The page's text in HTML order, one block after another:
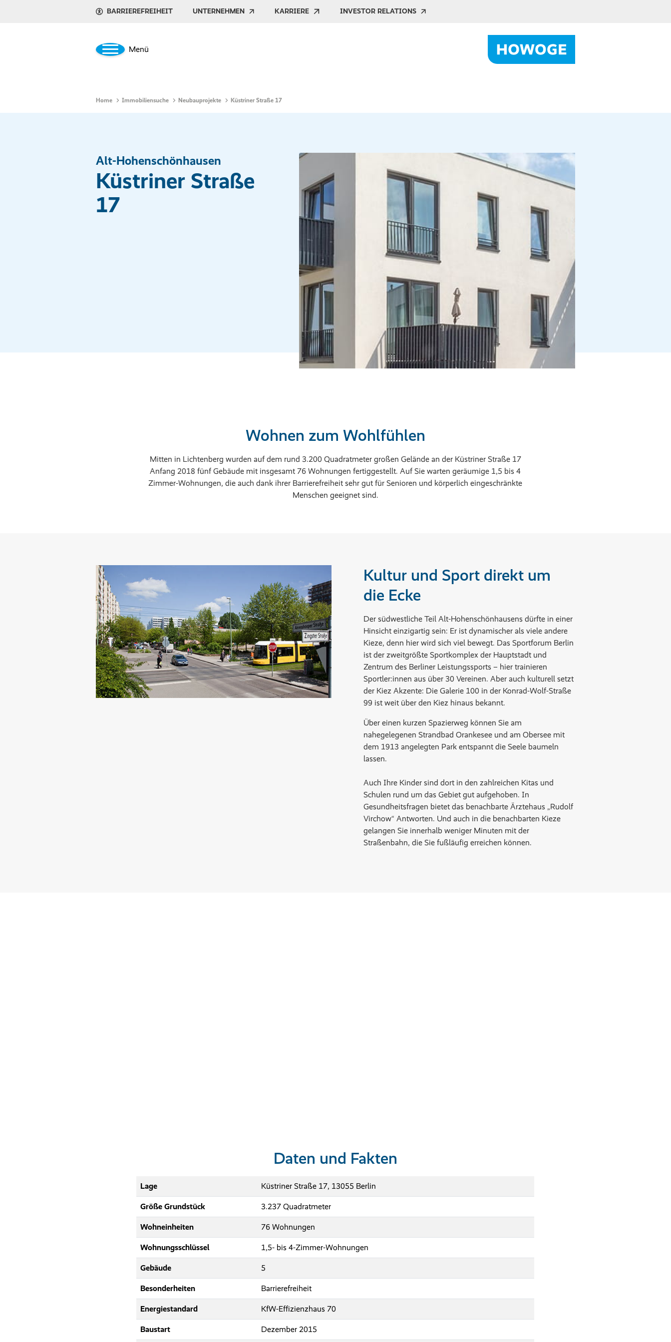
BARRIEREFREIHEIT UNTERNEHMEN KARRIERE INVESTOR RELATIONS
Menü
Home Immobiliensuche Neubauprojekte Küstriner Straße 17
Alt-Hohenschönhausen
Küstriner Straße
17
Wohnen zum Wohlfühlen
Mitten in Lichtenberg wurden auf dem rund 3.200 Quadratmeter großen Gelände an der Küstriner Straße 17
Anfang 2018 fünf Gebäude mit insgesamt 76 Wohnungen fertiggestellt. Auf Sie warten geräumige 1,5 bis 4
Zimmer-Wohnungen, die auch dank ihrer Barrierefreiheit sehr gut für Senioren und körperlich eingeschränkte
Menschen geeignet sind.
Kultur und Sport direkt um
die Ecke
Der südwestliche Teil Alt-Hohenschönhausens dürfte in einer
Hinsicht einzigartig sein: Er ist dynamischer als viele andere
Kieze, denn hier wird sich viel bewegt. Das Sportforum Berlin
ist der zweitgrößte Sportkomplex der Hauptstadt und
Zentrum des Berliner Leistungssports – hier trainieren
Sportler:innen aus über 30 Vereinen. Aber auch kulturell setzt
der Kiez Akzente: Die Galerie 100 in der Konrad-Wolf-Straße
99 ist weit über den Kiez hinaus bekannt.
Über einen kurzen Spazierweg können Sie am
nahegelegenen Strandbad Orankesee und am Obersee mit
dem 1913 angelegten Park entspannt die Seele baumeln
lassen.
Auch Ihre Kinder sind dort in den zahlreichen Kitas und
Schulen rund um das Gebiet gut aufgehoben. In
Gesundheitsfragen bietet das benachbarte Ärztehaus „Rudolf
Virchow“ Antworten. Und auch in die benachbarten Kieze
gelangen Sie innerhalb weniger Minuten mit der
Straßenbahn, die Sie fußläufig erreichen können.
Daten und Fakten
Lage Küstriner Straße 17, 13055 Berlin
Größe Grundstück 3.237 Quadratmeter
Wohneinheiten 76 Wohnungen
Wohnungsschlüssel 1,5- bis 4-Zimmer-Wohnungen
Gebäude 5
Besonderheiten Barrierefreiheit
Energiestandard KfW-Effizienzhaus 70
Baustart Dezember 2015